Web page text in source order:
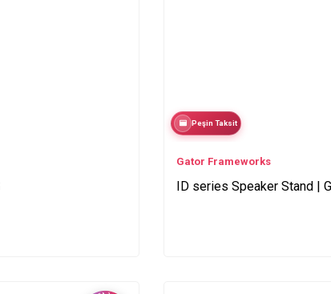
Peşin Taksit
Gator Frameworks
ID series Speaker Stand |